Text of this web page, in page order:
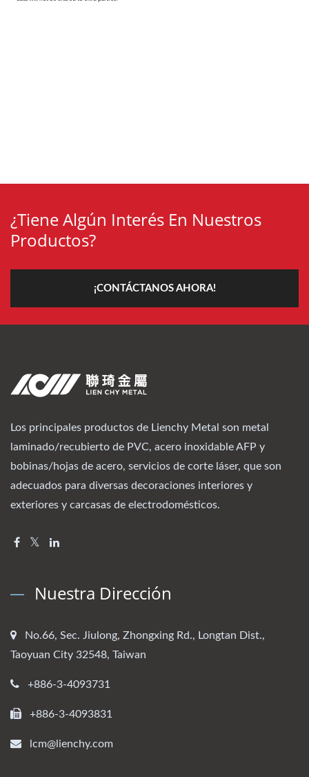
¿Tiene Algún Interés En Nuestros
Productos?
¡CONTÁCTANOS AHORA!
Los principales productos de Lienchy Metal son metal
laminado/recubierto de PVC, acero inoxidable AFP y
bobinas/hojas de acero, servicios de corte láser, que son
adecuados para diversas decoraciones interiores y
exteriores y carcasas de electrodomésticos.
Nuestra Dirección
No.66, Sec. Jiulong, Zhongxing Rd., Longtan Dist.,
Taoyuan City 32548, Taiwan
+886-3-4093731
+886-3-4093831
lcm@lienchy.com